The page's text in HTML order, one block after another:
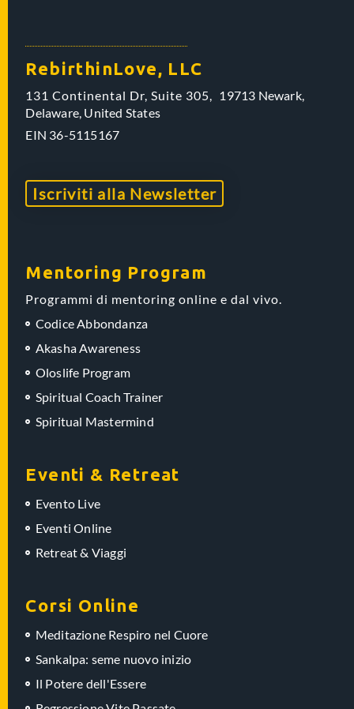
RebirthinLove, LLC
131 Continental Dr, Suite 305, 19713 Newark,
Delaware, United States
EIN 36-5115167
Iscriviti alla Newsletter
Mentoring Program
Programmi di mentoring online e dal vivo.
Codice Abbondanza
Akasha Awareness
Oloslife Program
Spiritual Coach Trainer
Spiritual Mastermind
Eventi & Retreat
Evento Live
Eventi Online
Retreat & Viaggi
Corsi Online
Meditazione Respiro nel Cuore
Sankalpa: seme nuovo inizio
Il Potere dell'Essere